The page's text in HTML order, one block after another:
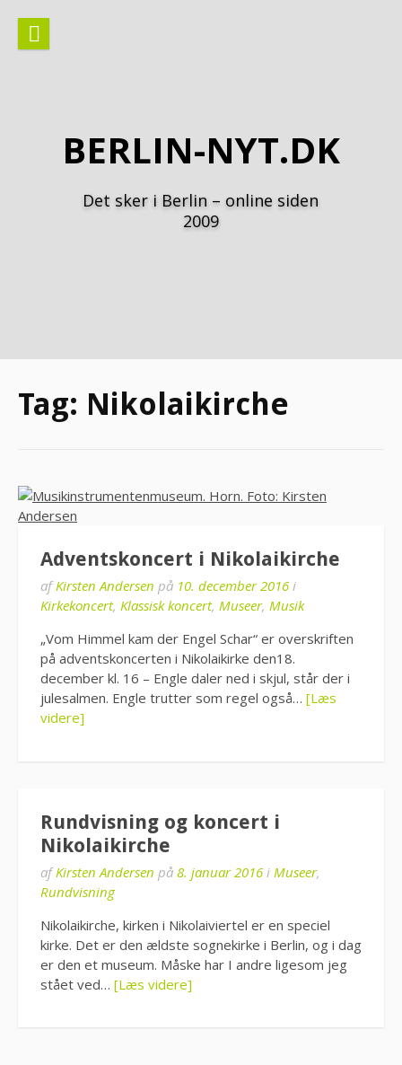
indhold
BERLIN-NYT.DK
Det sker i Berlin – online siden
2009
Tag: Nikolaikirche
Adventskoncert i Nikolaikirche
afKirsten Andersen på 10. december 2016 i
Kirkekoncert, Klassisk koncert, Museer, Musik
„Vom Himmel kam der Engel Schar“ er overskriften
på adventskoncerten i Nikolaikirke den18.
december kl. 16 – Engle daler ned i skjul, står der i
julesalmen. Engle trutter som regel også… [Læs
videre]
Rundvisning og koncert i
Nikolaikirche
afKirsten Andersen på 8. januar 2016 i Museer,
Rundvisning
Nikolaikirche, kirken i Nikolaiviertel er en speciel
kirke. Det er den ældste sognekirke i Berlin, og i dag
er den et museum. Måske har I andre ligesom jeg
stået ved… [Læs videre]